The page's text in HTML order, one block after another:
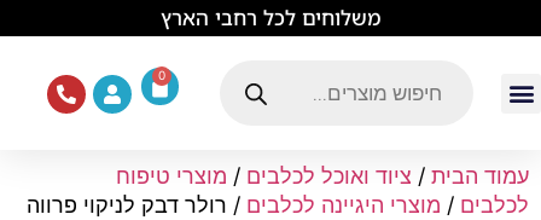
משלוחים לכל רחבי הארץ
0
עמוד הבית / ציוד ואוכל לכלבים / מוצרי טיפוח
לכלבים / מוצרי היגיינה לכלבים / רולר דבק לניקוי פרווה